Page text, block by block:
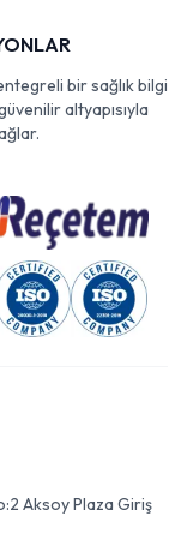
bir sağlık bilgi
altyapısıyla
Aksoy Plaza Giriş